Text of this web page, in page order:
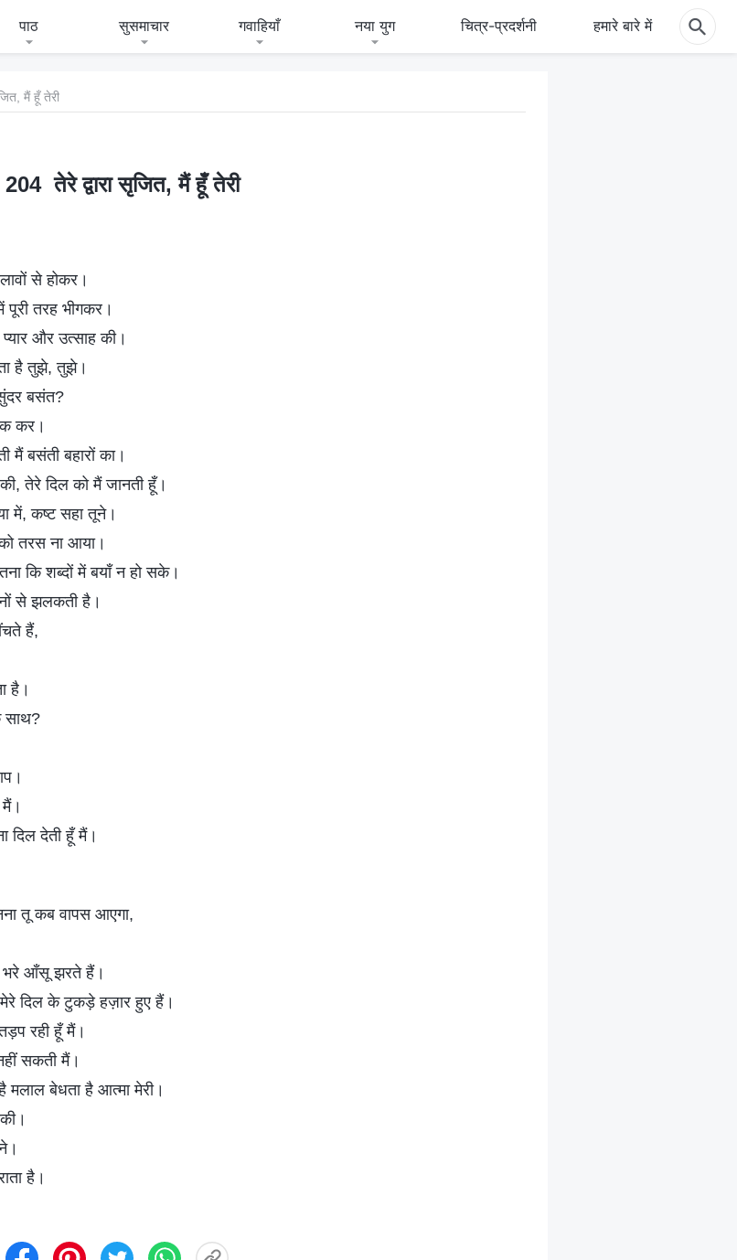
पाठ सुसमाचार गवाहियाँ नया युग चित्र-प्रदर्शनी हमारे बारे में
मैं हूँ तेरी
204 तेरे द्वारा सृजित, मैं हूँ तेरी
से होकर।
पूरी तरह भीगकर।
और उत्साह की।
है तुझे, तुझे।
सुंदर बसंत?
कर।
मैं बसंती बहारों का।
तेरे दिल को मैं जानती हूँ।
में, कष्ट सहा तूने।
तरस ना आया।
कि शब्दों में बयाँ न हो सके।
से झलकती है।
हैं,
है।
साथ?
दिल देती हूँ मैं।
तू कब वापस आएगा,
भरे आँसू झरते हैं।
मेरे दिल के टुकड़े हज़ार हुए हैं।
रही हूँ मैं।
सकती मैं।
बेधता है आत्मा मेरी।
है।